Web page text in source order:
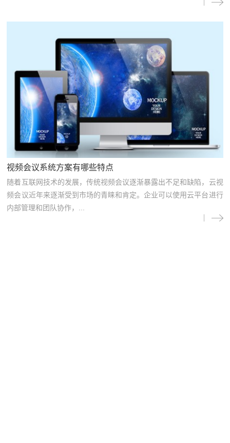
视频会议系统方案有哪些特点
随着互联网技术的发展，传统视频会议逐渐暴露出不足和缺陷，云视
频会议近年来逐渐受到市场的青睐和肯定。企业可以使用云平台进行
内部管理和团队协作，...